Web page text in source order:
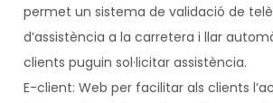
permet un sistema de validació de
d’assistència a la carretera i llar
clients puguin sol·licitar assistència.
E-client: Web per facilitar als clients